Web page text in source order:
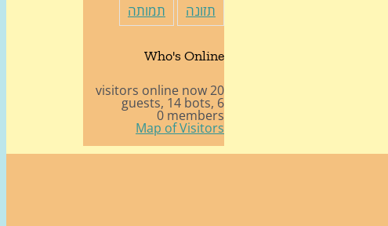
תזונה
תמותה
Who's Online
20 visitors online now
6 guests,
14 bots,
0 members
Map of Visitors